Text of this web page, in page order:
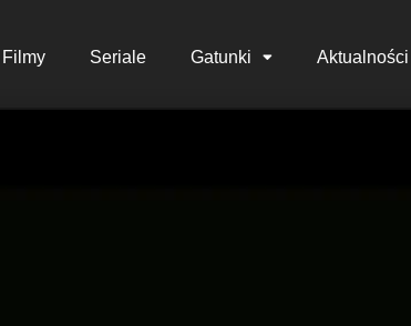
Filmy Seriale Gatunki Aktualności